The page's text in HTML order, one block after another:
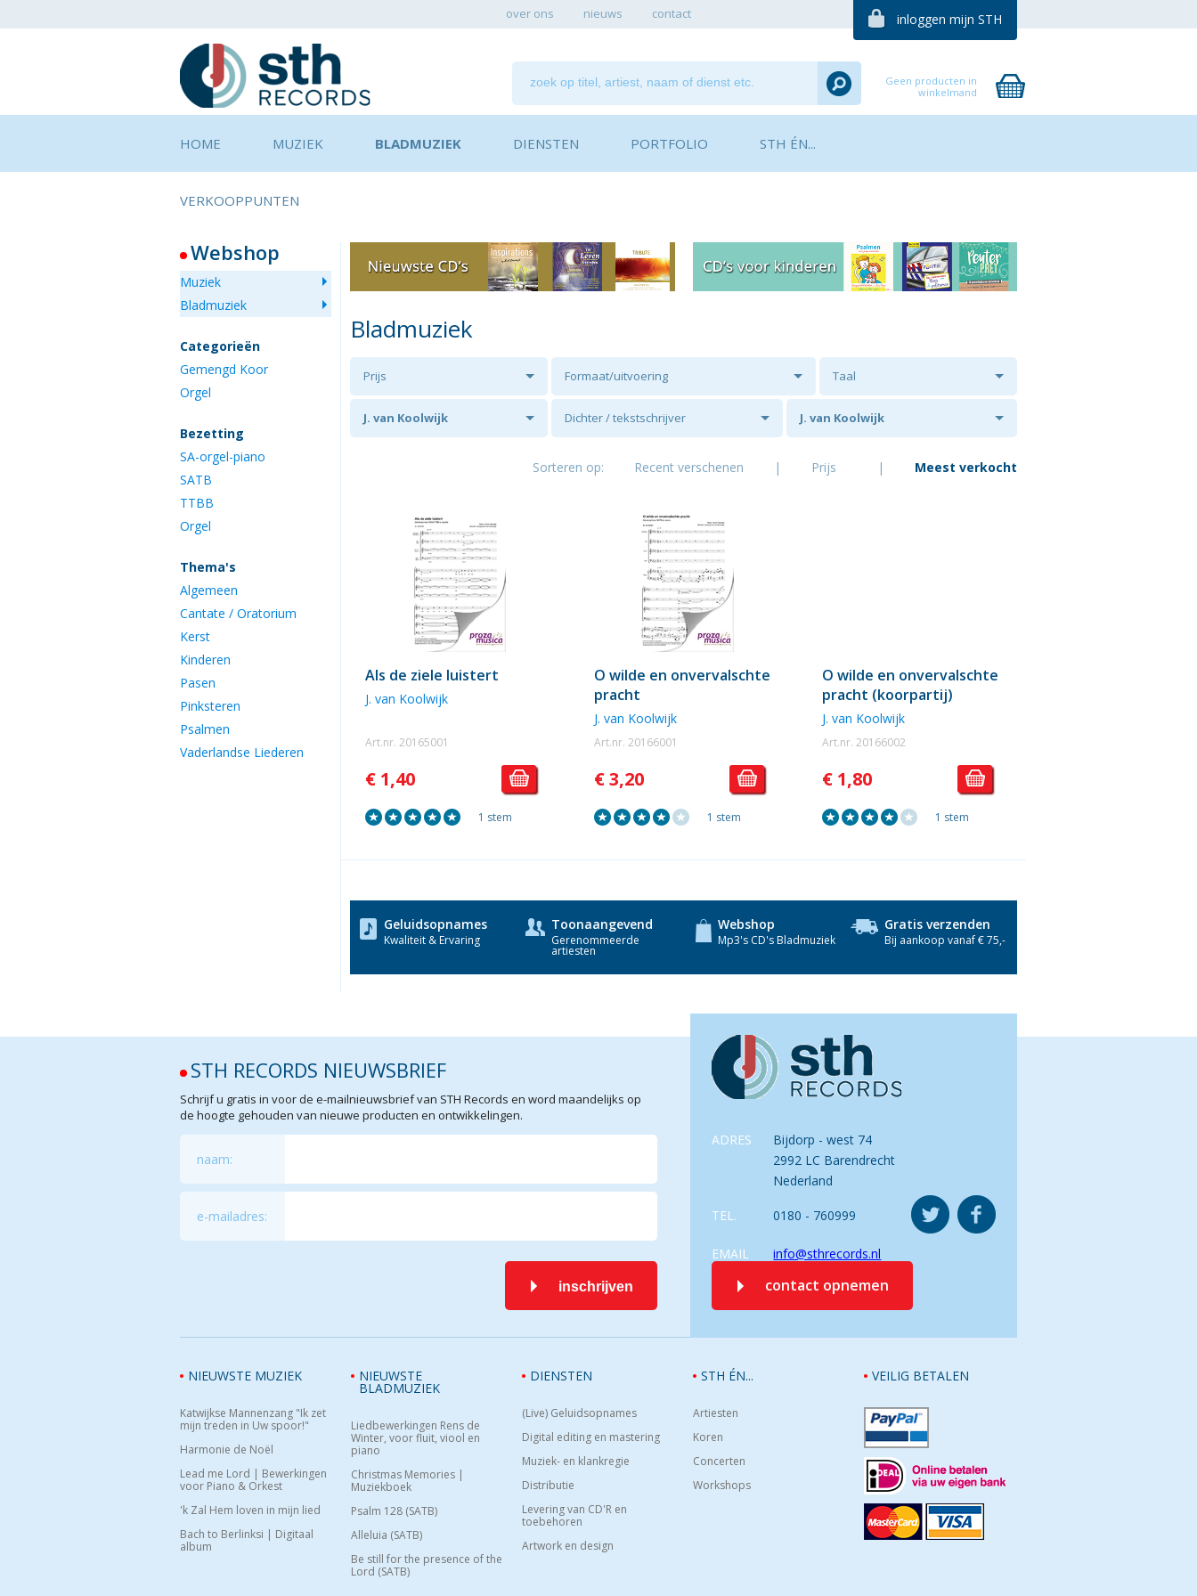
over ons nieuws contact inloggen mijn STH
Geen producten in
winkelmand
HOME MUZIEK BLADMUZIEK DIENSTEN PORTFOLIO STH ÉN...
VERKOOPPUNTEN
Webshop
Muziek
Bladmuziek
Categorieën
Gemengd Koor
Orgel
Bezetting
SA-orgel-piano
SATB
TTBB
Orgel
Thema's
Algemeen
Cantate / Oratorium
Kerst
Kinderen
Pasen
Pinksteren
Psalmen
Vaderlandse Liederen
Bladmuziek
Prijs Formaat/uitvoering Taal
J. van Koolwijk Dichter / tekstschrijver J. van Koolwijk
Sorteren op: Recent verschenen | Prijs | Meest verkocht
Als de ziele luistert
J. van Koolwijk
Art.nr. 20165001
€ 1,40
1 stem
O wilde en onvervalschte
pracht
J. van Koolwijk
Art.nr. 20166001
€ 3,20
1 stem
O wilde en onvervalschte
pracht (koorpartij)
J. van Koolwijk
Art.nr. 20166002
€ 1,80
1 stem
Geluidsopnames
Kwaliteit & Ervaring
Toonaangevend
Gerenommeerde
artiesten
Webshop
Mp3's CD's Bladmuziek
Gratis verzenden
Bij aankoop vanaf € 75,-
ADRES
Bijdorp - west 74
2992 LC Barendrecht
Nederland
TEL. 0180 - 760999
EMAIL info@sthrecords.nl
contact opnemen
STH RECORDS NIEUWSBRIEF
Schrijf u gratis in voor de e-mailnieuwsbrief van STH Records en word maandelijks op
de hoogte gehouden van nieuwe producten en ontwikkelingen.
naam:
e-mailadres:
inschrijven
VEILIG BETALEN
NIEUWSTE MUZIEK
Katwijkse Mannenzang "Ik zet
mijn treden in Uw spoor!"
Harmonie de Noël
Lead me Lord | Bewerkingen
voor Piano & Orkest
'k Zal Hem loven in mijn lied
Bach to Berlinksi | Digitaal
album
NIEUWSTE
BLADMUZIEK
Liedbewerkingen Rens de
Winter, voor fluit, viool en
piano
Christmas Memories |
Muziekboek
Psalm 128 (SATB)
Alleluia (SATB)
Be still for the presence of the
Lord (SATB)
DIENSTEN
(Live) Geluidsopnames
Digital editing en mastering
Muziek- en klankregie
Distributie
Levering van CD'R en
toebehoren
Artwork en design
STH ÉN...
Artiesten
Koren
Concerten
Workshops